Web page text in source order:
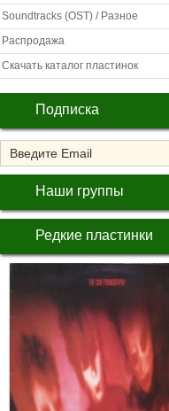
Soundtracks (OST) / Разное
Распродажа
Скачать каталог пластинок
Подписка
Наши группы
Редкие пластинки